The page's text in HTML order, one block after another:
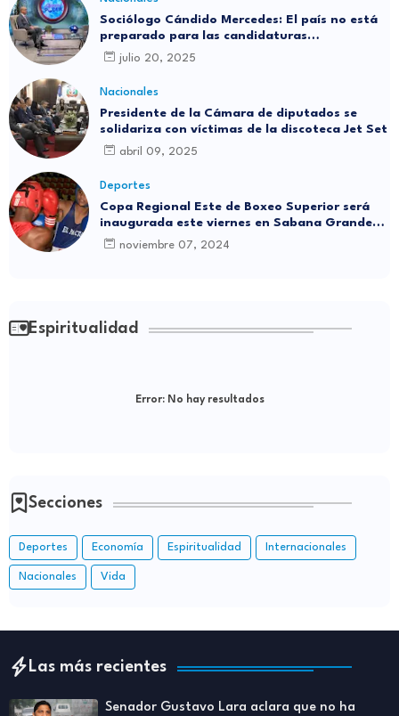
Sociólogo Cándido Mercedes: El país no está
preparado para las candidaturas
independientes
julio 20, 2025
Nacionales
Presidente de la Cámara de diputados se
solidariza con víctimas de la discoteca Jet Set
abril 09, 2025
Deportes
Copa Regional Este de Boxeo Superior será
inaugurada este viernes en Sabana Grande
de Boyá
noviembre 07, 2024
Espiritualidad
Error:No hay resultados
Secciones
Deportes Economía Espiritualidad Internacionales
Nacionales Vida
Las más recientes
Senador Gustavo Lara aclara que no ha